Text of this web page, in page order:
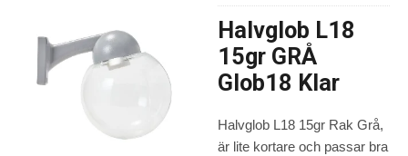
Halvglob L18
15gr GRÅ
Glob18 Klar
Halvglob L18 15gr Rak Grå,
är lite kortare och passar bra